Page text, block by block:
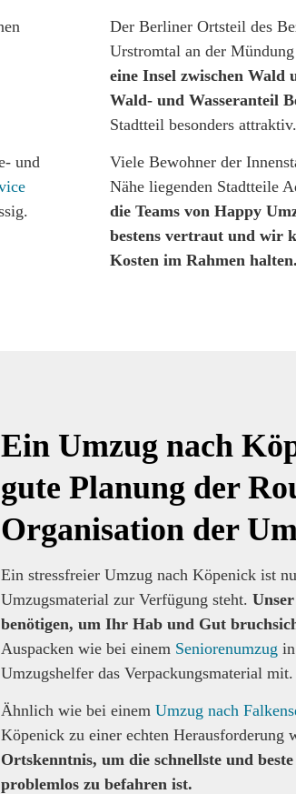
und
Der Berliner Ortsteil des
Urstromtal an der
eine Insel zwischen Wald
Wald- und Wasseranteil
Stadtteil besonders attraktiv.
Viele Bewohner der
Nähe liegenden Stadtteile
die Teams von Happy
bestens vertraut und wir
Kosten im Rahmen halten.
Ein Umzug nach
gute Planung der
Organisation der
Ein stressfreier Umzug nach Köpenick ist
Umzugsmaterial zur Verfügung steht.
benötigen, um Ihr Hab und Gut
Auspacken wie bei einem Seniorenumzug
Umzugshelfer das Verpackungsmaterial mit.
Ähnlich wie bei einem Umzug nach
Köpenick zu einer echten Herausforderung
Ortskenntnis, um die schnellste und
problemlos zu befahren ist.